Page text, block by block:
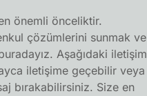
önemli önceliktir.
çözümlerini sunmak ve
Aşağıdaki iletişim
iletişime geçebilir veya
bırakabilirsiniz. Size en